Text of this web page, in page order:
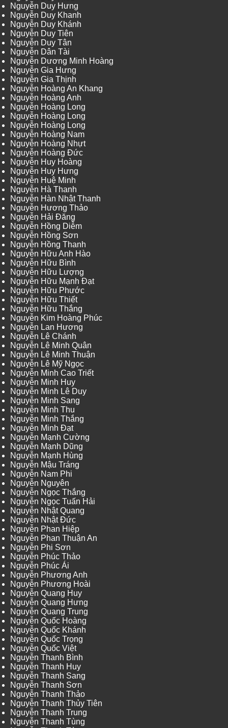
Nguyễn Duy Hưng
Nguyễn Duy Khanh
Nguyễn Duy Khánh
Nguyễn Duy Tiên
Nguyễn Duy Tân
Nguyễn Dân Tài
Nguyễn Dương Minh Hoàng
Nguyễn Gia Hưng
Nguyễn Gia Thịnh
Nguyễn Hoàng An Khang
Nguyễn Hoàng Anh
Nguyễn Hoàng Long
Nguyễn Hoàng Long
Nguyễn Hoàng Long
Nguyễn Hoàng Nam
Nguyễn Hoàng Nhựt
Nguyễn Hoàng Đức
Nguyễn Huy Hoàng
Nguyễn Huy Hưng
Nguyễn Huệ Minh
Nguyễn Hà Thanh
Nguyễn Hàn Nhật Thanh
Nguyễn Hương Thảo
Nguyễn Hải Đăng
Nguyễn Hồng Diễm
Nguyễn Hồng Sơn
Nguyễn Hồng Thanh
Nguyễn Hữu Anh Hào
Nguyễn Hữu Bình
Nguyễn Hữu Lượng
Nguyễn Hữu Mạnh Đạt
Nguyễn Hữu Phước
Nguyễn Hữu Thiết
Nguyễn Hữu Thắng
Nguyễn Kim Hoàng Phúc
Nguyễn Lan Hương
Nguyễn Lê Chánh
Nguyễn Lê Minh Quân
Nguyễn Lê Minh Thuận
Nguyễn Lê Mỹ Ngọc
Nguyễn Minh Cao Triết
Nguyễn Minh Huy
Nguyễn Minh Lê Duy
Nguyễn Minh Sang
Nguyễn Minh Thu
Nguyễn Minh Thắng
Nguyễn Minh Đạt
Nguyễn Mạnh Cường
Nguyễn Mạnh Dũng
Nguyễn Mạnh Hùng
Nguyễn Mậu Tráng
Nguyễn Nam Phi
Nguyễn Nguyên
Nguyễn Ngọc Thắng
Nguyễn Ngọc Tuấn Hải
Nguyễn Nhật Quang
Nguyễn Nhật Đức
Nguyễn Phan Hiệp
Nguyễn Phan Thuận An
Nguyễn Phi Sơn
Nguyễn Phúc Thảo
Nguyễn Phúc Ái
Nguyễn Phương Anh
Nguyễn Phương Hoài
Nguyễn Quang Huy
Nguyễn Quang Hưng
Nguyễn Quang Trung
Nguyễn Quốc Hoàng
Nguyễn Quốc Khánh
Nguyễn Quốc Trọng
Nguyễn Quốc Việt
Nguyễn Thanh Bình
Nguyễn Thanh Huy
Nguyễn Thanh Sang
Nguyễn Thanh Sơn
Nguyễn Thanh Thảo
Nguyễn Thanh Thủy Tiên
Nguyễn Thanh Trung
Nguyễn Thanh Tùng